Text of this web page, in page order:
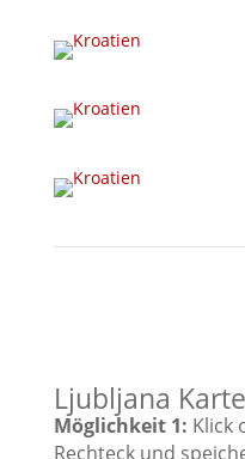
Ljubljana
Möglichkeit 1: Klick
Rechteck und